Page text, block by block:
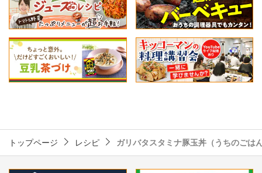
トップページ レシピ ガリバタスタミナ豚玉丼（うちのごは